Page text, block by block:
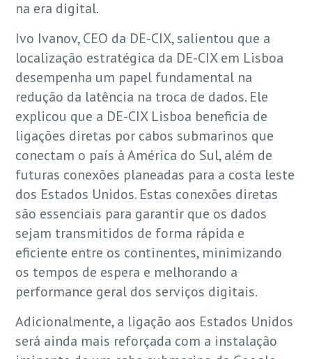
na era digital.
Ivo Ivanov, CEO da DE-CIX, salientou que a
localização estratégica da DE-CIX em Lisboa
desempenha um papel fundamental na
redução da latência na troca de dados. Ele
explicou que a DE-CIX Lisboa beneficia de
ligações diretas por cabos submarinos que
conectam o país à América do Sul, além de
futuras conexões planeadas para a costa leste
dos Estados Unidos. Estas conexões diretas
são essenciais para garantir que os dados
sejam transmitidos de forma rápida e
eficiente entre os continentes, minimizando
os tempos de espera e melhorando a
performance geral dos serviços digitais.
Adicionalmente, a ligação aos Estados Unidos
será ainda mais reforçada com a instalação